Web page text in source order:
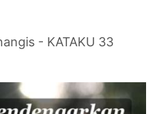
- KATAKU 33